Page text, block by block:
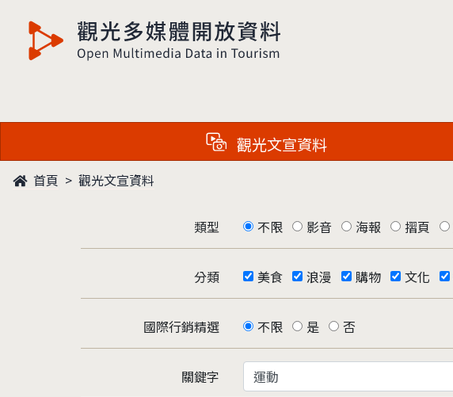
觀光多媒體開放資料
觀光文宣資料
首頁 觀光文宣資料
類型 不限 影音 海報 摺頁
分類 美食 浪漫 購物 文化
國際行銷精選 不限 是 否
關鍵字